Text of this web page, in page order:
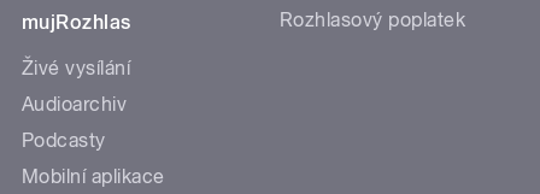
mujRozhlas
Živé vysílání
Audioarchiv
Podcasty
Mobilní aplikace
Rozhlasový poplatek